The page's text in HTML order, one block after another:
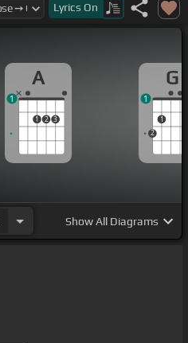
Lyrics On
A
1 2 3
1
G
2
1
1
ShowAll Diagrams